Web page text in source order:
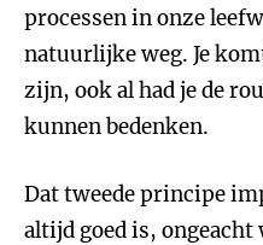
processen in onze
natuurlijke weg. Je
zijn, ook al had je de
kunnen bedenken.
Dat tweede principe
altijd goed is,